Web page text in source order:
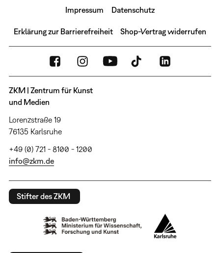
Impressum Datenschutz
Erklärung zur Barrierefreiheit Shop-Vertrag widerrufen
ZKM | Zentrum für Kunst
und Medien
Lorenzstraße 19
76135 Karlsruhe
+49 (0) 721 - 8100 - 1200
info@zkm.de
Stifter des ZKM